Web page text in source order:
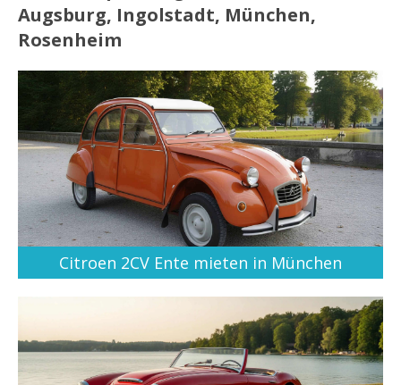
Augsburg, Ingolstadt, München,
Rosenheim
Citroen 2CV Ente mieten in München